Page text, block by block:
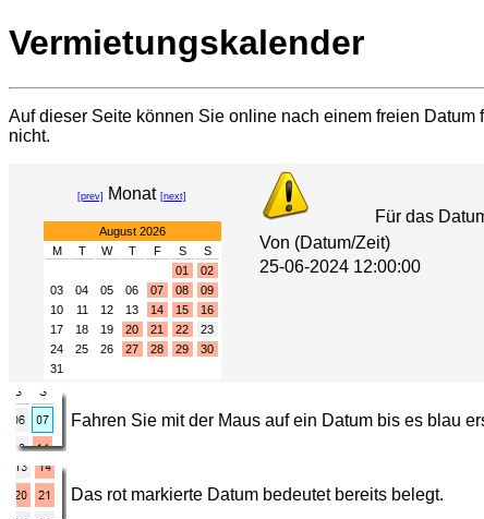
Vermietungskalender
Auf dieser Seite können Sie online nach einem freien
nicht.
[prev] Monat [next]
August 2026
M
T W T F S
S
01
02
03
04 05 06 07 08
09
10
11 12 13 14 15
16
17
18 19 20 21 22
23
24
25 26 27 28 29
30
31
Für das
Von (Datum/Zeit)
25-06-2024 12:00:00
Fahren Sie mit der Maus auf ein Datum bis es blau
Das rot markierte Datum bedeutet bereits belegt.